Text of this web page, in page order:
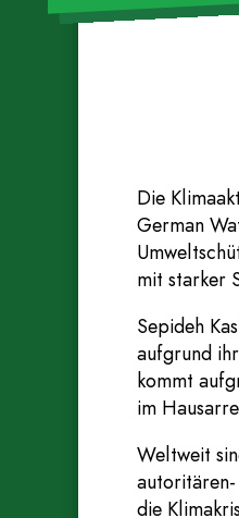
Die
German
mit starker
Sepideh
aufgrund
kommt
im
Weltweit
die